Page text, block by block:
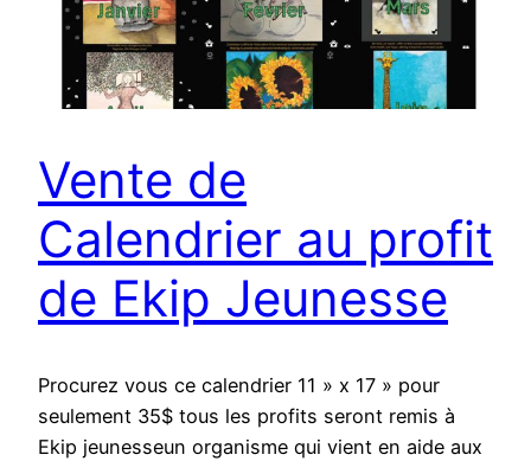
Vente de
Calendrier au profit
de Ekip Jeunesse
Procurez vous ce calendrier 11 » x 17 » pour
seulement 35$ tous les profits seront remis à
Ekip jeunesseun organisme qui vient en aide aux